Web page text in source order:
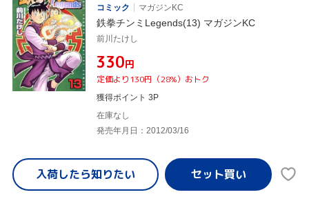
コミック マガジンKC
鉄拳チンミLegends(13) マガジンKC
前川たけし
¥330円
定価より130円（28%）おトク
獲得ポイント 3P
在庫なし
発売年月日：2012/03/16
入荷したら知りたい